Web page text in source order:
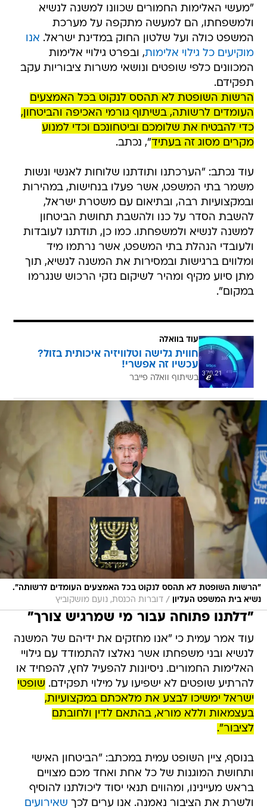
"מעשי האלימות החמורים שכוונו למשנה לנשיא
ולמשפחתו, הם למעשה מתקפה על מערכת
המשפט כולה ועל שלטון החוק במדינת ישראל. אנו
מוקיעים כל גילוי אלימות, ובפרט גילויי אלימות
המכוונים כלפי שופטים ונושאי משרות ציבוריות עקב
תפקידם.
הרשות השופטת לא תהסס לנקוט בכל האמצעים
העומדים לרשותה, בשיתוף גורמי האכיפה והביטחון,
כדי להבטיח את שלומכם וביטחונכם וכדי למנוע
מקרים מסוג זה בעתיד", נכתב.
עוד נכתב: "הערכתנו ותודתנו שלוחות לאנשי ונשות
משמר בתי המשפט, אשר פעלו בנחישות, במהירות
ובמקצועיות רבה, ובתיאום עם משטרת ישראל,
להשבת הסדר על כנו ולהשבת תחושת הביטחון
למשנה לנשיא ולמשפחתו. כמו כן, תודתנו לעובדות
ולעובדי הנהלת בתי המשפט, אשר נרתמו מיד
ומלווים ברגישות ובמסירות את המשנה לנשיא, תוך
מתן סיוע מקיף ומהיר לשיקום נזקי הרכוש שנגרמו
במקום".
עוד בוואלה
חווית גלישה וטלוויזיה איכותית בזול?
עכשיו זה אפשרי!
בשיתוף וואלה פייבר
"הרשות השופטת לא תהסס לנקוט בכל האמצעים העומדים לרשותה".
נשיא בית המשפט העליון
/ דוברות הכנסת, נועם מושקוביץ
"דלתנו פתוחה עבור מי שמרגיש צורך"
עוד אמר עמית כי "אנו מחזקים את ידיהם של המשנה
לנשיא ובני משפחתו אשר נאלצו להתמודד עם גילויי
האלימות החמורים. ניסיונות להפעיל לחץ, להפחיד או
להרתיע שופטים לא ישפיעו על מילוי תפקידם. שופטי
ישראל ימשיכו לבצע את מלאכתם במקצועיות,
בעצמאות וללא מורא, בהתאם לדין ולחובתם
לציבור".
בנוסף, ציין השופט עמית במכתב: "הביטחון האישי
ותחושת המוגנות של כל אחת ואחד מכם מצויים
בראש מעיינינו, ומהווים תנאי יסוד ליכולתנו להוסיף
ולשרת את הציבור נאמנה. אנו ערים לכך שאירועים